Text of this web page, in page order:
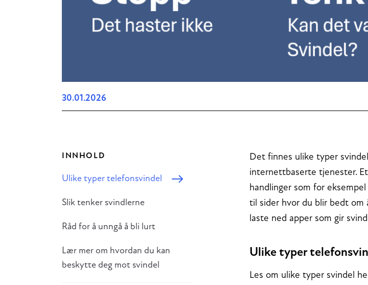
30.01.2026
INNHOLD
Ulike typer telefonsvindel
Slik tenker svindlerne
Råd for å unngå å bli lurt
Lær mer om hvordan du kan
beskytte deg mot svindel
Det finnes ulike typer
internettbaserte tjenester.
handlinger som for
til sider hvor du blir bedt om
laste ned apper som gir
Ulike typer
Les om ulike typer svindel